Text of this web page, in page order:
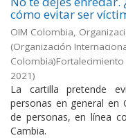
cómo evitar ser
OIM Colombia,
(Organización
2021)
La cartilla pretende
personas en general en
de personas, en línea
Cambia.